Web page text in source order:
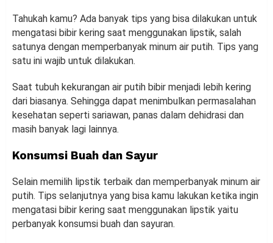
Tahukah kamu? Ada banyak tips yang bisa dilakukan untuk
mengatasi bibir kering saat menggunakan lipstik, salah
satunya dengan memperbanyak minum air putih. Tips yang
satu ini wajib untuk dilakukan.
Saat tubuh kekurangan air putih bibir menjadi lebih kering
dari biasanya. Sehingga dapat menimbulkan permasalahan
kesehatan seperti sariawan, panas dalam dehidrasi dan
masih banyak lagi lainnya.
Konsumsi Buah dan Sayur
Selain memilih lipstik terbaik dan memperbanyak minum air
putih. Tips selanjutnya yang bisa kamu lakukan ketika ingin
mengatasi bibir kering saat menggunakan lipstik yaitu
perbanyak konsumsi buah dan sayuran.